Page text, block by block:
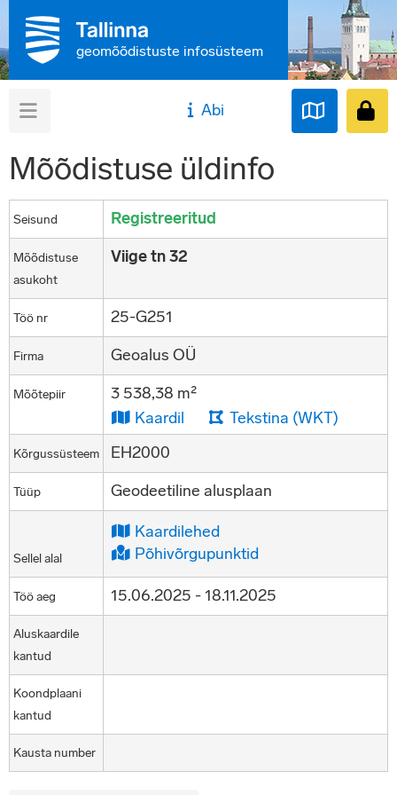
geomõõdistuste infosüsteem
Abi
Mõõdistuse üldinfo
Seisund Registreeritud
Mõõdistuse
asukoht
Viige tn 32
Töö nr 25-G251
Firma Geoalus OÜ
Mõõtepiir
3 538,38 m²
Kaardil
Tekstina (WKT)
Kõrgussüsteem EH2000
Tüüp Geodeetiline alusplaan
Sellel alal
Kaardilehed
Põhivõrgupunktid
Töö aeg 15.06.2025 - 18.11.2025
Aluskaardile
kantud
Koondplaani
kantud
Kausta number